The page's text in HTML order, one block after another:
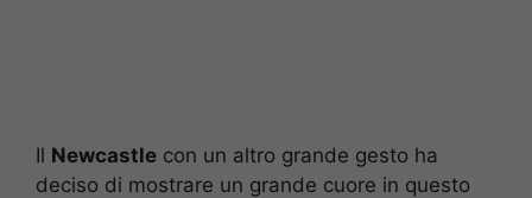
Il Newcastle con un altro grande gesto ha
deciso di mostrare un grande cuore in questo